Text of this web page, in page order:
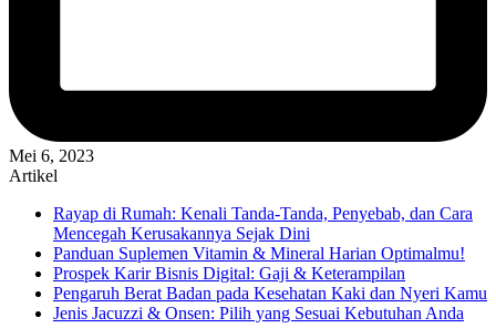
Mei 6, 2023
Artikel
Rayap di Rumah: Kenali Tanda-Tanda, Penyebab, dan Cara
Mencegah Kerusakannya Sejak Dini
Panduan Suplemen Vitamin & Mineral Harian Optimalmu!
Prospek Karir Bisnis Digital: Gaji & Keterampilan
Pengaruh Berat Badan pada Kesehatan Kaki dan Nyeri Kamu
Jenis Jacuzzi & Onsen: Pilih yang Sesuai Kebutuhan Anda